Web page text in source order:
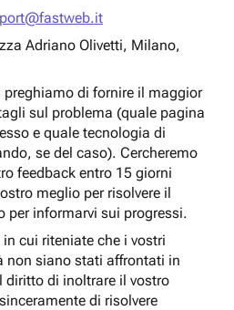
Adriano Olivetti, Milano,
di fornire il maggior
sul problema (quale pagina
e quale tecnologia di
se del caso). Cercheremo
feedback entro 15 giorni
meglio per risolvere il
per informarvi sui progressi.
in cui riteniate che i vostri
non siano stati affrontati in
diritto di inoltrare il vostro
di risolvere